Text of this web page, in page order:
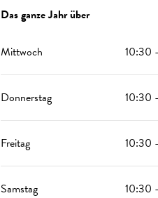
Das ganze Jahr über
Das ganze Jahr über
Mittwoch 10:30
Donnerstag 10:30
Freitag 10:30
Samstag 10:30